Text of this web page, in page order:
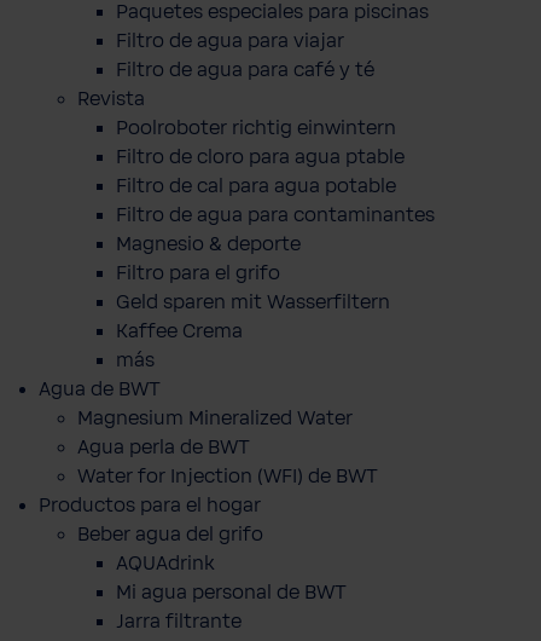
Paquetes especiales para piscinas
Filtro de agua para viajar
Filtro de agua para café y té
Revista
Poolroboter richtig einwintern
Filtro de cloro para agua ptable
Filtro de cal para agua potable
Filtro de agua para contaminantes
Magnesio & deporte
Filtro para el grifo
Geld sparen mit Wasserfiltern
Kaffee Crema
más
Agua de BWT
Magnesium Mineralized Water
Agua perla de BWT
Water for Injection (WFI) de BWT
Productos para el hogar
Beber agua del grifo
AQUAdrink
Mi agua personal de BWT
Jarra filtrante